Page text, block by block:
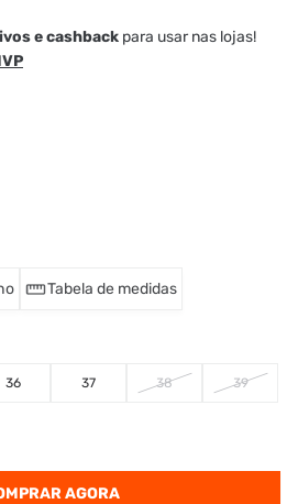
e cashback para usar nas lojas!
Tabela de medidas
36 37 38 39
AGORA